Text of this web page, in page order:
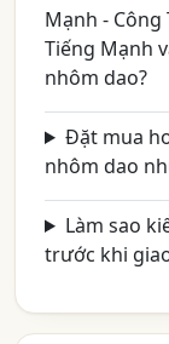
Mạnh - Công
Tiếng Mạnh
nhôm dao?
Đặt mua
nhôm dao
Làm sao
trước khi